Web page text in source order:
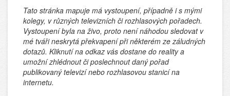
Tato stránka mapuje má vystoupení, případně i s mými
kolegy, v různých televizních či rozhlasových pořadech.
Vystoupení byla na živo, proto není náhodou sledovat v
mé tváři neskrytá překvapení při některém ze záludných
dotazů. Kliknutí na odkaz vás dostane do reality a
umožní zhlédnout či poslechnout daný pořad
publikovaný televizí nebo rozhlasovou stanicí na
internetu.